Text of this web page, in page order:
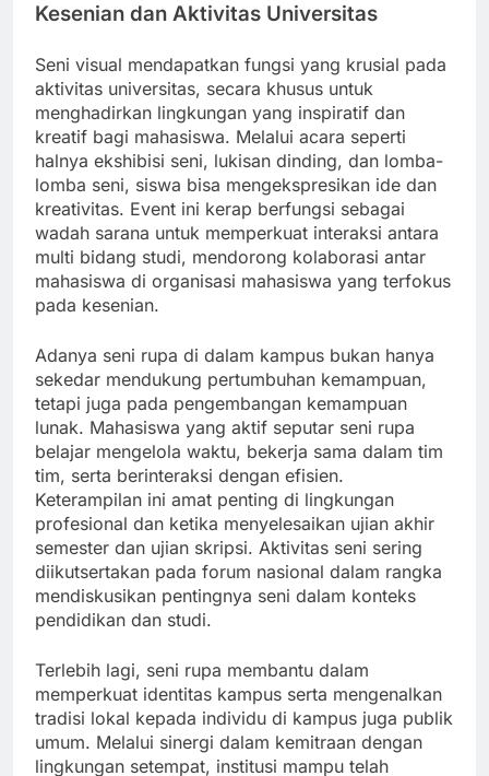
Kesenian dan Aktivitas Universitas
Seni visual mendapatkan fungsi yang krusial pada
aktivitas universitas, secara khusus untuk
menghadirkan lingkungan yang inspiratif dan
kreatif bagi mahasiswa. Melalui acara seperti
halnya ekshibisi seni, lukisan dinding, dan lomba-
lomba seni, siswa bisa mengekspresikan ide dan
kreativitas. Event ini kerap berfungsi sebagai
wadah sarana untuk memperkuat interaksi antara
multi bidang studi, mendorong kolaborasi antar
mahasiswa di organisasi mahasiswa yang terfokus
pada kesenian.
Adanya seni rupa di dalam kampus bukan hanya
sekedar mendukung pertumbuhan kemampuan,
tetapi juga pada pengembangan kemampuan
lunak. Mahasiswa yang aktif seputar seni rupa
belajar mengelola waktu, bekerja sama dalam tim
tim, serta berinteraksi dengan efisien.
Keterampilan ini amat penting di lingkungan
profesional dan ketika menyelesaikan ujian akhir
semester dan ujian skripsi. Aktivitas seni sering
diikutsertakan pada forum nasional dalam rangka
mendiskusikan pentingnya seni dalam konteks
pendidikan dan studi.
Terlebih lagi, seni rupa membantu dalam
memperkuat identitas kampus serta mengenalkan
tradisi lokal kepada individu di kampus juga publik
umum. Melalui sinergi dalam kemitraan dengan
lingkungan setempat, institusi mampu telah